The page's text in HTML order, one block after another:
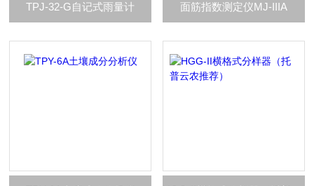
TPJ-32-G自记式雨量计 面筋指数测定仪MJ-IIIA